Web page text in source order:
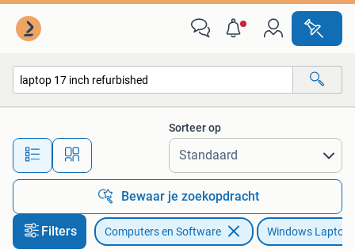
Alle afstanden…
Sorteer op
Bewaar je zoekopdracht
Filters Computers en Software Windows Laptops